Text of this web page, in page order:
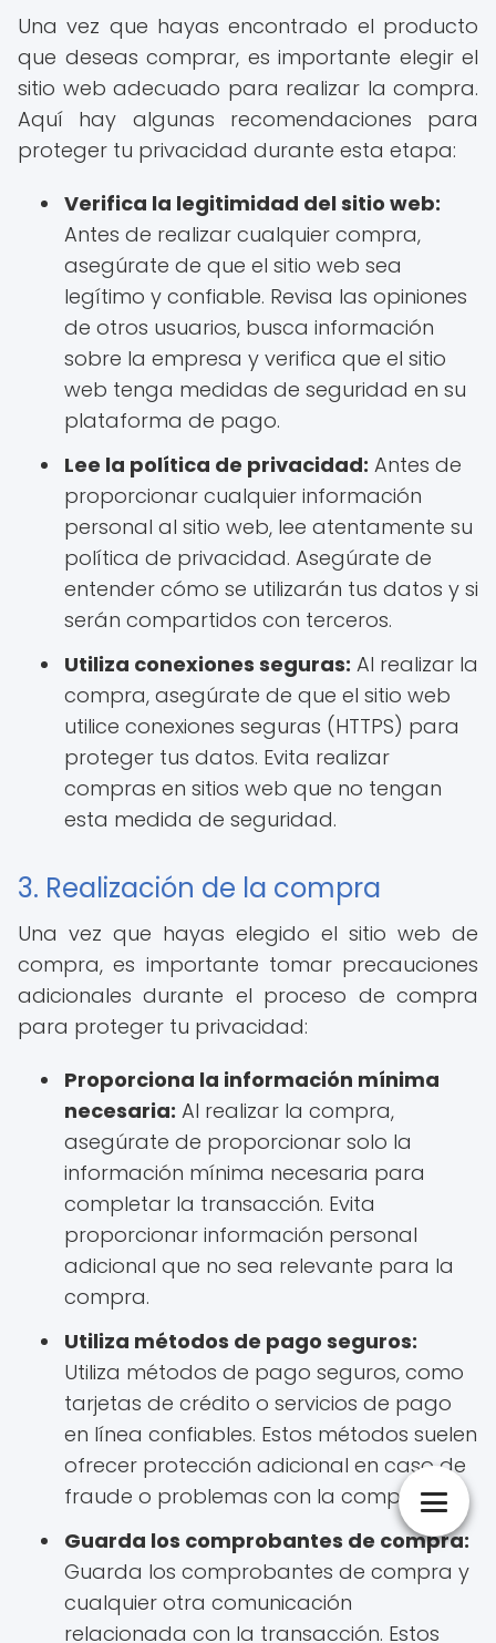
Una vez que hayas encontrado el producto
que deseas comprar, es importante elegir el
sitio web adecuado para realizar la compra.
Aquí hay algunas recomendaciones para
proteger tu privacidad durante esta etapa:
Verifica la legitimidad del sitio web:
Antes de realizar cualquier compra,
asegúrate de que el sitio web sea
legítimo y confiable. Revisa las opiniones
de otros usuarios, busca información
sobre la empresa y verifica que el sitio
web tenga medidas de seguridad en su
plataforma de pago.
Lee la política de privacidad: Antes de
proporcionar cualquier información
personal al sitio web, lee atentamente su
política de privacidad. Asegúrate de
entender cómo se utilizarán tus datos y si
serán compartidos con terceros.
Utiliza conexiones seguras: Al realizar la
compra, asegúrate de que el sitio web
utilice conexiones seguras (HTTPS) para
proteger tus datos. Evita realizar
compras en sitios web que no tengan
esta medida de seguridad.
3. Realización de la compra
Una vez que hayas elegido el sitio web de
compra, es importante tomar precauciones
adicionales durante el proceso de compra
para proteger tu privacidad:
Proporciona la información mínima
necesaria: Al realizar la compra,
asegúrate de proporcionar solo la
información mínima necesaria para
completar la transacción. Evita
proporcionar información personal
adicional que no sea relevante para la
compra.
Utiliza métodos de pago seguros:
Utiliza métodos de pago seguros, como
tarjetas de crédito o servicios de pago
en línea confiables. Estos métodos suelen
ofrecer protección adicional en caso de
fraude o problemas con la compra.
Guarda los comprobantes de compra:
Guarda los comprobantes de compra y
cualquier otra comunicación
relacionada con la transacción. Estos